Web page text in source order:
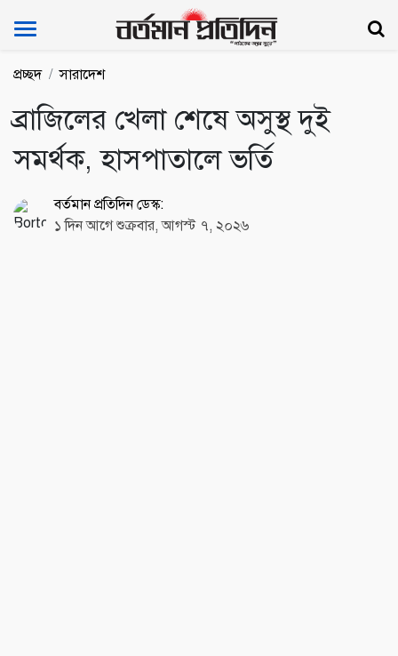
Bartoman Protidin
প্রচ্ছদ সারাদেশ
ব্রাজিলের খেলা শেষে অসুস্থ দুই
সমর্থক, হাসপাতালে ভর্তি
বর্তমান প্রতিদিন ডেস্ক:
১ দিন আগে শুক্রবার, আগস্ট ৭, ২০২৬